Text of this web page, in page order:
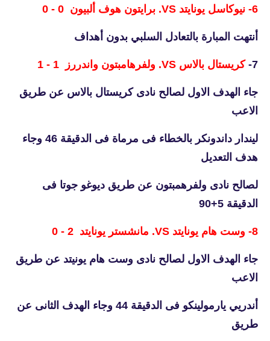
6- نيوكاسل يونايتد VS. برايتون هوف ألبيون 0 - 0
أنتهت المبارة بالتعادل السلبي بدون أهداف
7- كريستال بالاس VS. ولفرهامبتون واندررز 1 - 1
جاء الهدف الاول لصالح نادى كريستال بالاس عن طريق
الاعب
ليندار داندونكر بالخطاء فى مرماة فى الدقيقة 46 وجاء
هدف التعديل
لصالح نادى ولفرهمبتون عن طريق ديوغو جوتا فى
الدقيقة 5+90
8- وست هام يونايتد VS. مانشستر يونايتد 2 - 0
جاء الهدف الاول لصالح نادى وست هام يونيتد عن طريق
الاعب
أندريي يارمولينكو فى الدقيقة 44 وجاء الهدف الثانى عن
طريق